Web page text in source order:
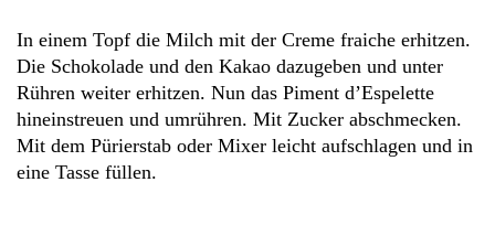
In einem Topf die Milch mit der Creme fraiche erhitzen.
Die Schokolade und den Kakao dazugeben und unter
Rühren weiter erhitzen. Nun das Piment d’Espelette
hineinstreuen und umrühren. Mit Zucker abschmecken.
Mit dem Pürierstab oder Mixer leicht aufschlagen und in
eine Tasse füllen.